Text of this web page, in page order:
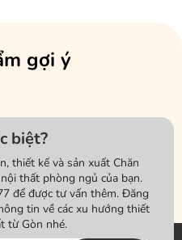
gợi ý
biệt?
thiết kế và sản xuất Chăn
thất phòng ngủ của bạn.
để được tư vấn thêm. Đăng
tin về các xu hướng thiết
từ Gòn nhé.